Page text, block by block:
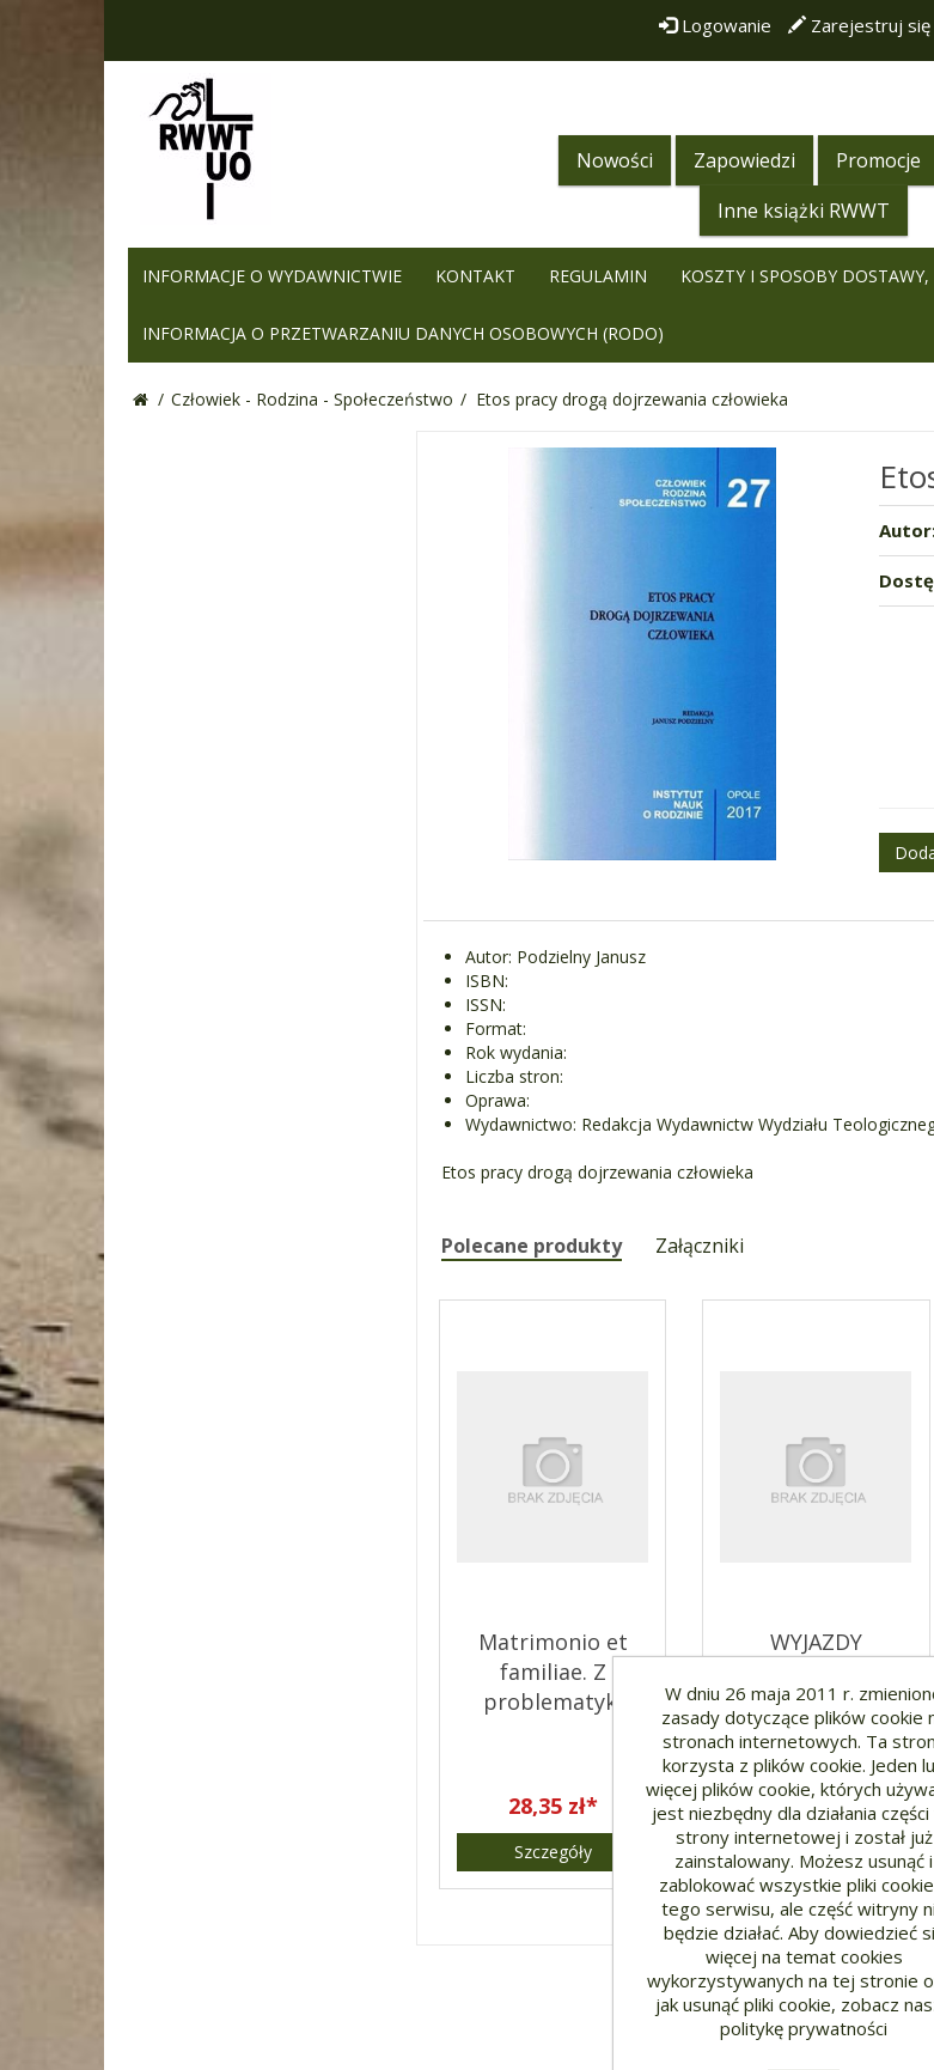
Logowanie Zarejestruj się
Nowości Zapowiedzi Promocje
Inne książki RWWT
INFORMACJE O WYDAWNICTWIE KONTAKT REGULAMIN KOSZTY I SPOSOBY
INFORMACJA O PRZETWARZANIU DANYCH OSOBOWYCH (RODO)
/ Człowiek - Rodzina - Społeczeństwo / Etos pracy drogą dojrzewania człowieka
Autor: Podzielny Janusz
ISBN:
ISSN:
Format:
Rok wydania:
Liczba stron:
Oprawa:
Wydawnictwo: Redakcja Wydawnictw Wydziału
Etos pracy drogą dojrzewania człowieka
Polecane produkty Załączniki
Matrimonio et
familiae. Z
problematyki
28,35 zł*
Szczegóły
WYJAZDY
SZANSA CZY
ZAGROZENIE?
22,05 zł*
Szczegóły
W dniu 26 maja 2011 r.
zasady dotyczące plików cookie
stronach internetowych. Ta
korzysta z plików cookie. Jeden
więcej plików cookie, których
jest niezbędny dla działania
strony internetowej i został już
zainstalowany. Możesz usunąć i
zablokować wszystkie pliki
tego serwisu, ale część witryny
będzie działać. Aby dowiedzieć
więcej na temat cookies
wykorzystywanych na tej stronie
jak usunąć pliki cookie, zobacz
politykę prywatności